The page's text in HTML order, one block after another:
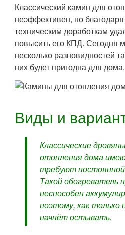
Классический камин для
неэффективен, но
техническим доработкам
повысить его КПД. Сегодня
несколько разновидностей
них будет пригодна для дома.
Виды и
Классические
отопления дома
требуют постоянной
Такой обогреватель
неспособен
поэтому, как только
начнёт остывать.